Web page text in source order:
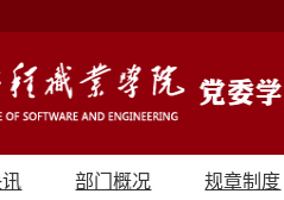
部门概况 规章制度